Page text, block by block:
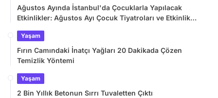
Ağustos Ayında İstanbul'da Çocuklarla Yapılacak
Etkinlikler: Ağustos Ayı Çocuk Tiyatroları ve Etkinlik
Yaşam
Fırın Camındaki İnatçı Yağları 20 Dakikada Çözen
Temizlik Yöntemi
Yaşam
2 Bin Yıllık Betonun Sırrı Tuvaletten Çıktı